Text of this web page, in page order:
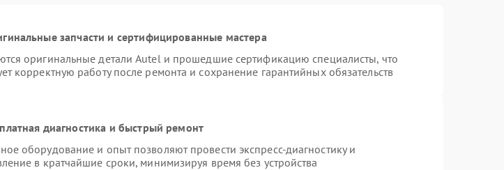
запчасти и сертифицированные мастера
оригинальные детали Autel и прошедшие сертификацию специалисты, что
корректную работу после ремонта и сохранение гарантийных обязательств
диагностика и быстрый ремонт
оборудование и опыт позволяют провести экспресс-диагностику и
в кратчайшие сроки, минимизируя время без устройства